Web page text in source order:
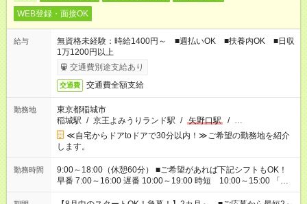
WEB登録・面接OK
給与
無資格未経験：時給1400円～ ■週払いOK ■扶養内OK ■日収
1万1200円以上
交通費別途支給あり
交通費 交通費全額支給
勤務地
東京都稲城市
稲城駅 / 京王よみうりランド駅 / 矢野口駅 / …
≪自宅からドアtoドアで30分以内！≫ご希望の勤務地を紹介
します。
勤務時間
9:00～18:00（休憩60分） ■ご希望があれば下記シフトもOK！
早番 7:00～16:00 遅番 10:00～19:00 時短 10:00～15:00 「家
族と休みを合わせたい」 「余裕を持って夕飯の準備がしたい」